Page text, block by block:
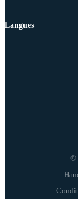
©
Langues